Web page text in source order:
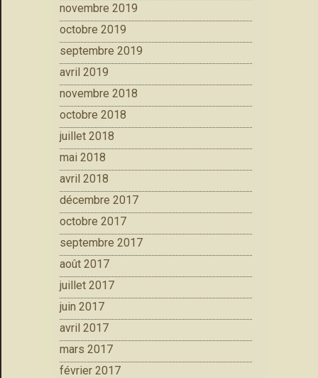
novembre 2019
octobre 2019
septembre 2019
avril 2019
novembre 2018
octobre 2018
juillet 2018
mai 2018
avril 2018
décembre 2017
octobre 2017
septembre 2017
août 2017
juillet 2017
juin 2017
avril 2017
mars 2017
février 2017